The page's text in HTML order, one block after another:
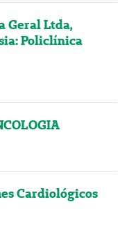
Geral Ltda,
Policlínica
Cardiológicos